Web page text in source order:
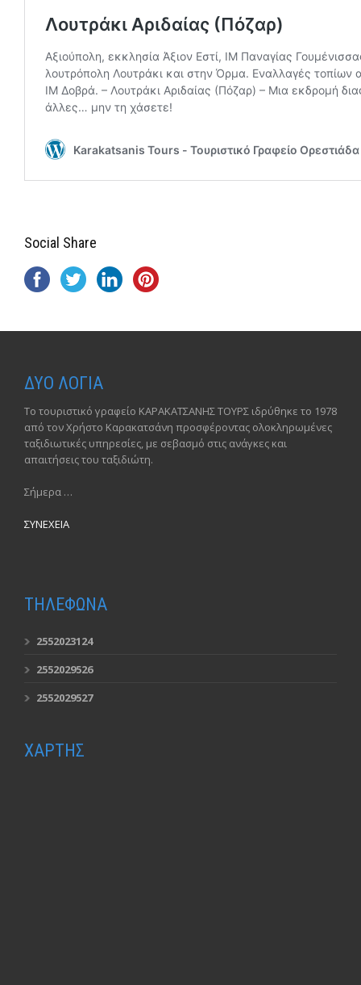
Social Share
ΔΥΟ ΛΟΓΙΑ
Το τουριστικό γραφείο ΚΑΡΑΚΑΤΣΑΝΗΣ ΤΟΥΡΣ ιδρύθηκε το 1978
από τον Χρήστο Καρακατσάνη προσφέροντας ολοκληρωμένες
ταξιδιωτικές υπηρεσίες, με σεβασμό στις ανάγκες και
απαιτήσεις του ταξιδιώτη.
Σήμερα …
ΣΥΝΕΧΕΙΑ
ΤΗΛΕΦΩΝΑ
2552023124
2552029526
2552029527
ΧΑΡΤΗΣ